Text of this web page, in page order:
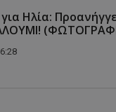
Ηλία: